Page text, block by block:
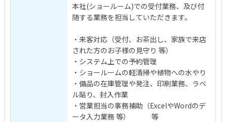
本社(ショールーム)での受付業務、及び付
随する業務を担当していただきます。
・来客対応（受付、お茶出し、家族で来店
された方のお子様の見守り 等）
・システム上での予約管理
・ショールームの軽清掃や植物への水やり
・備品の在庫管理や発注、印刷業務、ラベ
ル貼り、封入作業
・営業担当の事務補助（ExcelやWordのデ
ータ入力業務 等） 等